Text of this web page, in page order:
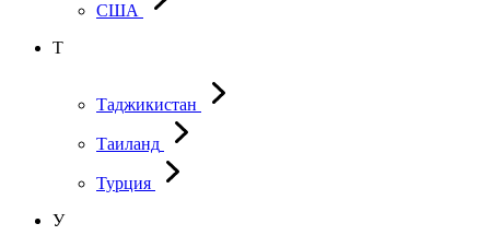
США
Т
Таджикистан
Таиланд
Турция
У